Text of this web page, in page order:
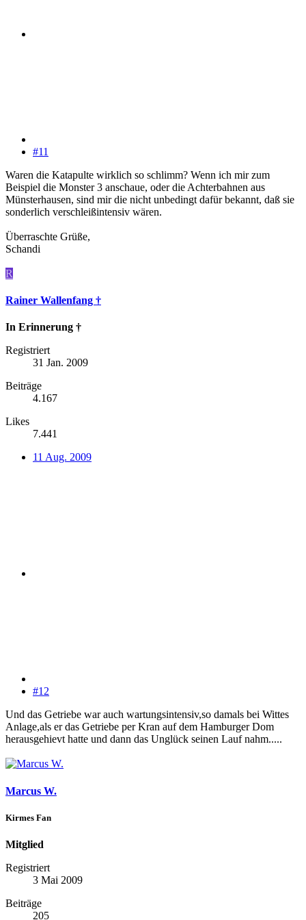
#11
Waren die Katapulte wirklich so schlimm? Wenn ich mir zum
Beispiel die Monster 3 anschaue, oder die Achterbahnen aus
Münsterhausen, sind mir die nicht unbedingt dafür bekannt, daß sie
sonderlich verschleißintensiv wären.
Überraschte Grüße,
Schandi
R
Rainer Wallenfang †
In Erinnerung †
Registriert
31 Jan. 2009
Beiträge
4.167
Likes
7.441
11 Aug. 2009
#12
Und das Getriebe war auch wartungsintensiv,so damals bei Wittes
Anlage,als er das Getriebe per Kran auf dem Hamburger Dom
herausgehievt hatte und dann das Unglück seinen Lauf nahm.....
Marcus W.
Kirmes Fan
Mitglied
Registriert
3 Mai 2009
Beiträge
205